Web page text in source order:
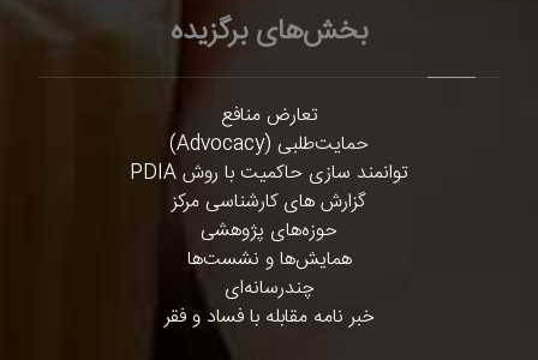
بخش‌های برگزیده
تعارض منافع
حمایت‌طلبی (Advocacy)
توانمند سازی حاکمیت با روش PDIA
گزارش های کارشناسی مرکز
حوزه‌های پژوهشی
همایش‌ها و نشست‌ها
چندرسانه‌ای
خبر نامه مقابله با فساد و فقر